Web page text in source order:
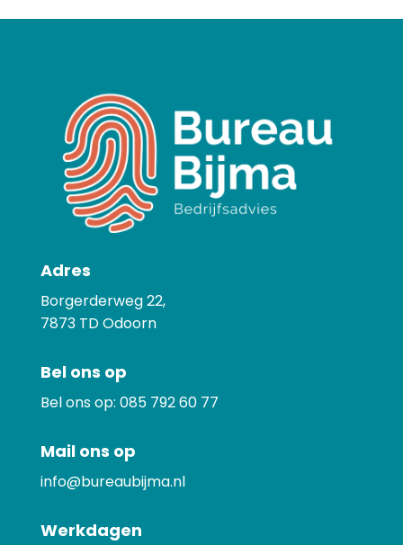
Adres
Borgerderweg 22,
7873 TD Odoorn
Bel ons op
Bel ons op: 085 792 60 77
Mail ons op
info@bureaubijma.nl
Werkdagen